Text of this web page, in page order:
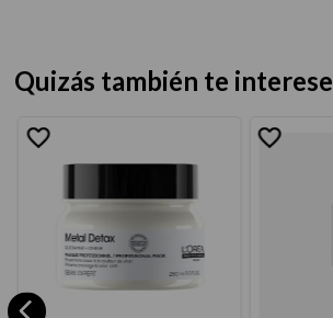
Quizás también te interese